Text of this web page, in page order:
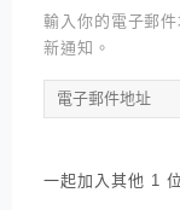
輸入你的電子郵
新通知。
電
子
件
一起加入其他 1